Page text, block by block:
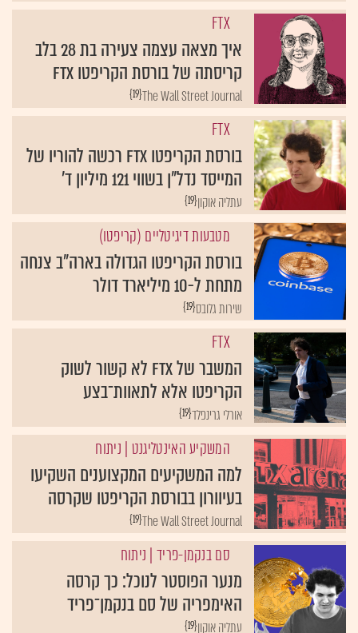
FTX
איך מצאה עצמה צעירה בת 28 בלב
קריסתה של בורסת הקריפטו FTX
{19}The Wall Street Journal
FTX
בורסת הקריפטו FTX רכשה להוריו של
המייסד נדל"ן בשווי 121 מיליון ד'
{19}עתליה אוקון
מטבעות דיגיטליים (קריפטו)
בורסת הקריפטו הגדולה בארה"ב צנחה
מתחת ל-10 מיליארד דולר
{19}שירות גלובס
FTX
המשבר של FTX לא קשור לשוק
הקריפטו אלא לתאוות־בצע
{19}אורלי גרינפלד
המשקיע האינטליגנט | ניתוח
למה המשקיעים המקצוענים השקיעו
בעיוורון בבורסת הקריפטו שקרסה
{19}The Wall Street Journal
סם בנקמן-פריד| ניתוח
מנער הפוסטר לנוכל: כך קרסה
האימפריה של סם בנקמן־פריד
{19}עתליה אוקון